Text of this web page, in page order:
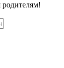
родителям!